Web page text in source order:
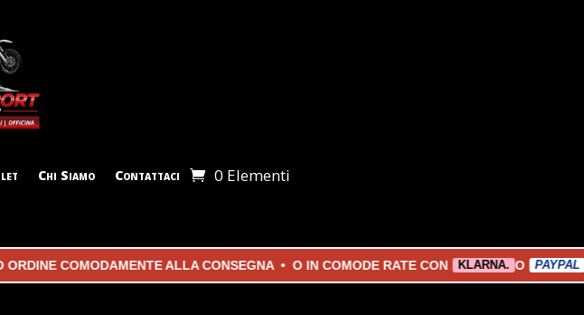
Chi Siamo Contattaci 0 Elementi
COMODAMENTE ALLA CONSEGNA • O IN COMODE RATE CON KLARNA. O PAYPAL